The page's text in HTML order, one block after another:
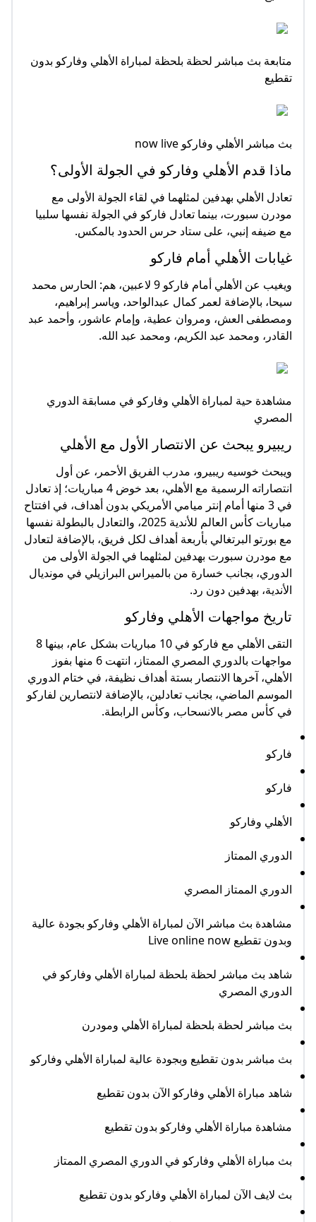
متابعة بث مباشر لحظة بلحظة لمباراة الأهلي وفاركو بدون
تقطيع
بث مباشر الأهلي وفاركو now live
ماذا قدم الأهلي وفاركو في الجولة الأولى؟
تعادل الأهلي بهدفين لمثلهما في لقاء الجولة الأولى مع
مودرن سبورت، بينما تعادل فاركو في الجولة نفسها سلبيا
مع ضيفه إنبي، على ستاد حرس الحدود بالمكس.
غيابات الأهلي أمام فاركو
ويغيب عن الأهلي أمام فاركو 9 لاعبين، هم: الحارس محمد
سيحا، بالإضافة لعمر كمال عبدالواحد، وياسر إبراهيم،
ومصطفى العش، ومروان عطية، وإمام عاشور، وأحمد عبد
القادر، ومحمد عبد الكريم، ومحمد عبد الله.
مشاهدة حية لمباراة الأهلي وفاركو في مسابقة الدوري
المصري
ريبيرو يبحث عن الانتصار الأول مع الأهلي
ويبحث خوسيه ريبيرو، مدرب الفريق الأحمر، عن أول
انتصاراته الرسمية مع الأهلي، بعد خوض 4 مباريات؛ إذ تعادل
في 3 منها أمام إنتر ميامي الأمريكي بدون أهداف، في افتتاح
مباريات كأس العالم للأندية 2025، والتعادل بالبطولة نفسها
مع بورتو البرتغالي بأربعة أهداف لكل فريق، بالإضافة لتعادل
مع مودرن سبورت بهدفين لمثلهما في الجولة الأولى من
الدوري، بجانب خسارة من بالميراس البرازيلي في مونديال
الأندية، بهدفين دون رد.
تاريخ مواجهات الأهلي وفاركو
التقى الأهلي مع فاركو في 10 مباريات بشكل عام، بينها 8
مواجهات بالدوري المصري الممتاز، انتهت 6 منها بفوز
الأهلي، آخرها الانتصار بستة أهداف نظيفة، في ختام الدوري
الموسم الماضي، بجانب تعادلين، بالإضافة لانتصارين لفاركو
في كأس مصر بالانسحاب، وكأس الرابطة.
فاركو
فاركو
الأهلي وفاركو
الدوري الممتاز
الدوري الممتاز المصري
مشاهدة بث مباشر الآن لمباراة الأهلي وفاركو بجودة عالية
وبدون تقطيع Live online now
شاهد بث مباشر لحظة بلحظة لمباراة الأهلي وفاركو في
الدوري المصري
بث مباشر لحظة بلحظة لمباراة الأهلي ومودرن
بث مباشر بدون تقطيع وبجودة عالية لمباراة الأهلي وفاركو
شاهد مباراة الأهلي وفاركو الآن بدون تقطيع
مشاهدة مباراة الأهلي وفاركو بدون تقطيع
بث مباراة الأهلي وفاركو في الدوري المصري الممتاز
بث لايف الآن لمباراة الأهلي وفاركو بدون تقطيع